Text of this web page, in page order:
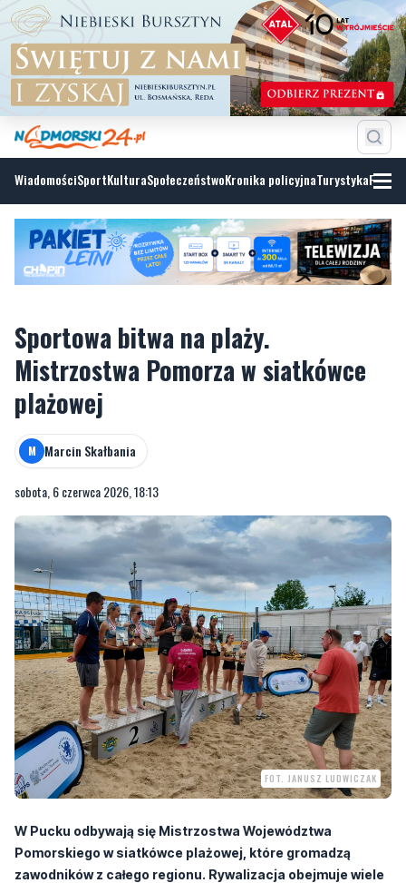
WiadomościSportKulturaSpołeczeństwoKronika policyjnaTurystyka
Sportowa bitwa na plaży.
Mistrzostwa Pomorza w siatkówce
plażowej
M Marcin Skałbania
sobota, 6 czerwca 2026, 18:13
FOT. JANUSZ LUDWICZAK
W Pucku odbywają się Mistrzostwa Województwa
Pomorskiego w siatkówce plażowej, które gromadzą
zawodników z całego regionu. Rywalizacja obejmuje wiele